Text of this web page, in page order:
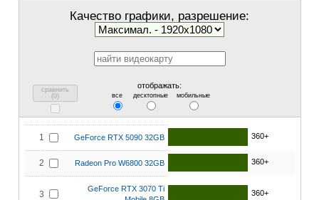
Качество графики, разрешение:
сравнить
(0)
отображать:
все десктопные мобильные
1 GeForce RTX 5090 32GB 360+
2 Radeon Pro W6800 32GB 360+
3
GeForce RTX 3070 Ti
360+